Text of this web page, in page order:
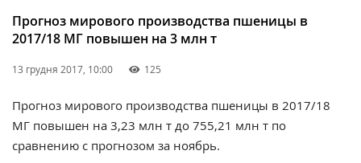
Прогноз мирового производства пшеницы в
2017/18 МГ повышен на 3 млн т
13 грудня 2017, 10:00 125
Прогноз мирового производства пшеницы в 2017/18
МГ повышен на 3,23 млн т до 755,21 млн т по
сравнению с прогнозом за ноябрь.